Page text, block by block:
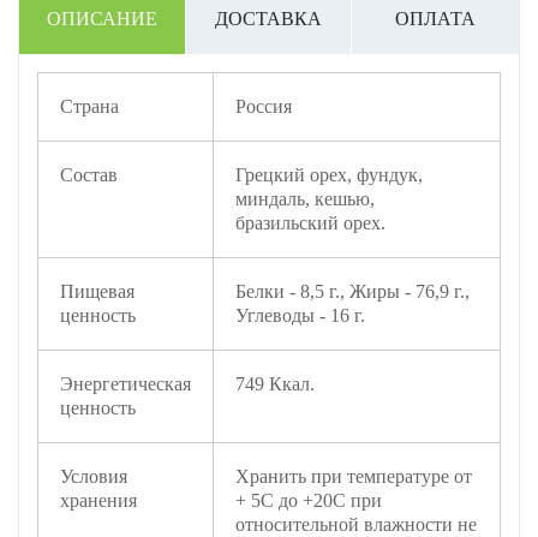
ОПИСАНИЕ ДОСТАВКА ОПЛАТА
Страна Россия
Состав
Грецкий орех, фундук,
миндаль, кешью,
бразильский орех.
Пищевая
ценность
Белки - 8,5 г., Жиры - 76,9 г.,
Углеводы - 16 г.
Энергетическая
ценность
749 Ккал.
Условия
хранения
Хранить при температуре от
+ 5С до +20С при
относительной влажности не